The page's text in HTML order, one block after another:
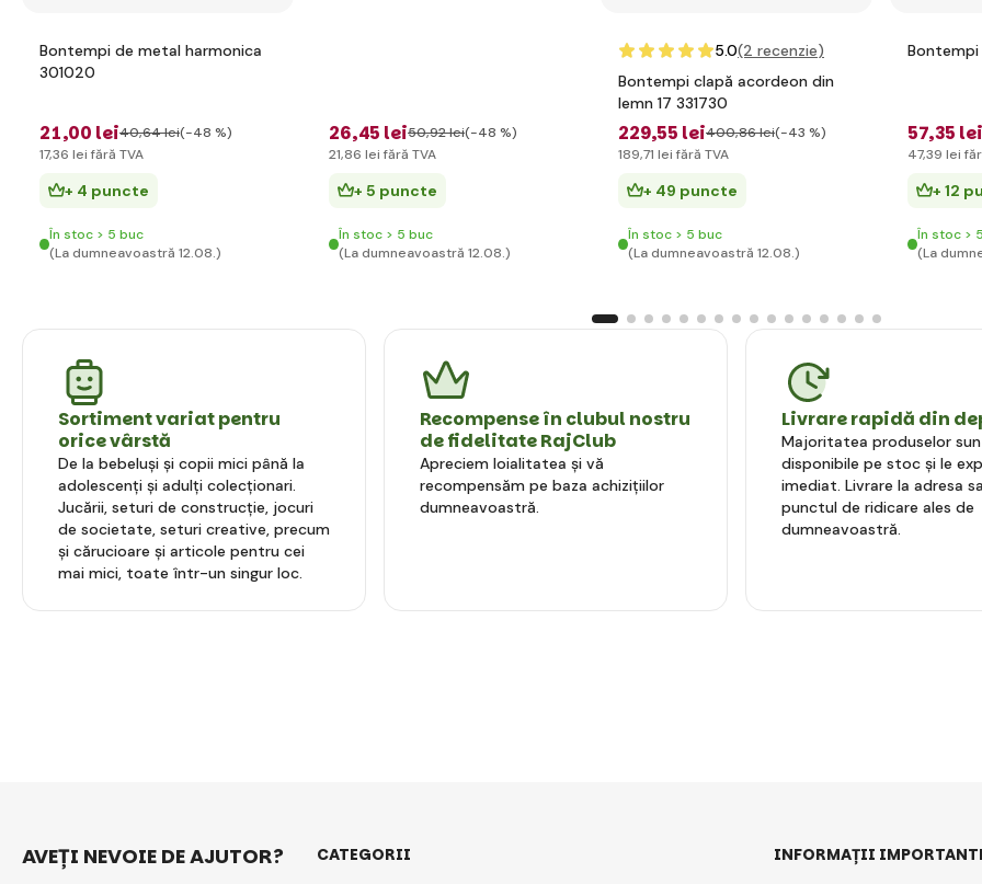
Bontempi de metal harmonica
301020
21,00 lei40,64 lei(-48 %)
17,36 lei fără TVA
+ 4 puncte
În stoc > 5 buc
(La dumneavoastră 12.08.)
26,45 lei50,92 lei(-48 %)
21,86 lei fără TVA
+ 5 puncte
În stoc > 5 buc
(La dumneavoastră 12.08.)
5.0(2 recenzie)
Bontempi clapă acordeon din
lemn 17 331730
229,55 lei400,86 lei(-43 %)
189,71 lei fără TVA
+ 49 puncte
În stoc > 5 buc
(La dumneavoastră 12.08.)
Bontempi
57,35 lei
47,39 lei
+ 12
În stoc >
(La
Sortiment variat pentru
orice vârstă
De la bebeluși și copii mici până la
adolescenți și adulți colecționari.
Jucării, seturi de construcție, jocuri
de societate, seturi creative, precum
și cărucioare și articole pentru cei
mai mici, toate într-un singur loc.
Recompense în clubul nostru
de fidelitate RajClub
Apreciem loialitatea și vă
recompensăm pe baza achizițiilor
dumneavoastră.
Livrare rapidă din
Majoritatea produselor
disponibile pe stoc și le
imediat. Livrare la adresa
punctul de ridicare ales de
dumneavoastră.
AVEȚI NEVOIE DE AJUTOR? CATEGORII INFORMAȚII